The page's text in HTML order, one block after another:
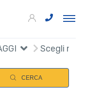
Scegli
CERCA